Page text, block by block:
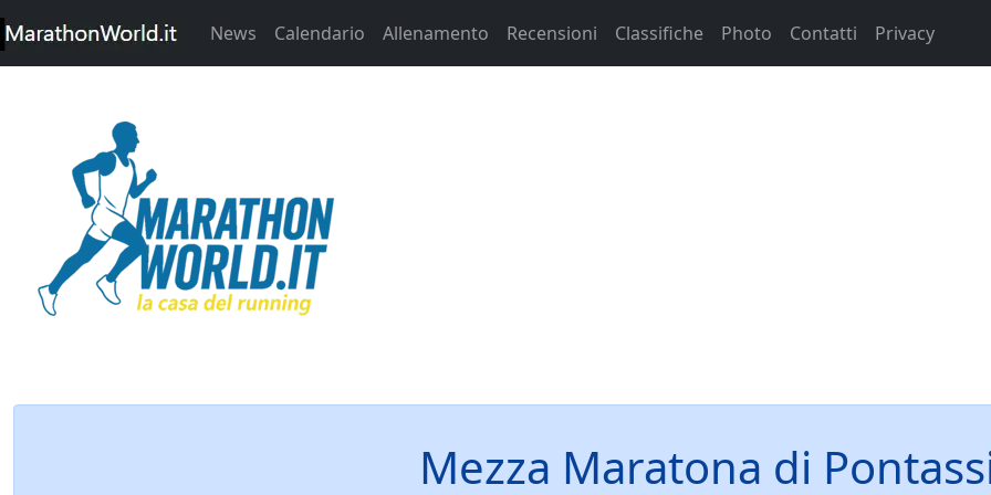
News Calendario Allenamento Recensioni Classifiche Photo Contatti Privacy
Mezza Maratona di